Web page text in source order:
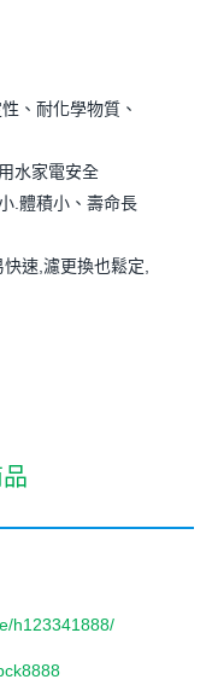
、耐化學物質、
水家電安全
.體積小、壽命長
速,濾更換也鬆定,
h123341888/